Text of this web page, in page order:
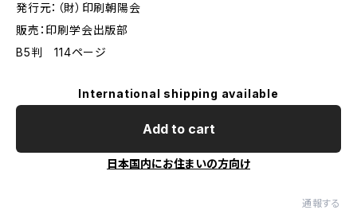
発行元：（財）印刷朝陽会
販売：印刷学会出版部
B5判 114ページ
International shipping available
Add to cart
日本国内にお住まいの方向け
通報する